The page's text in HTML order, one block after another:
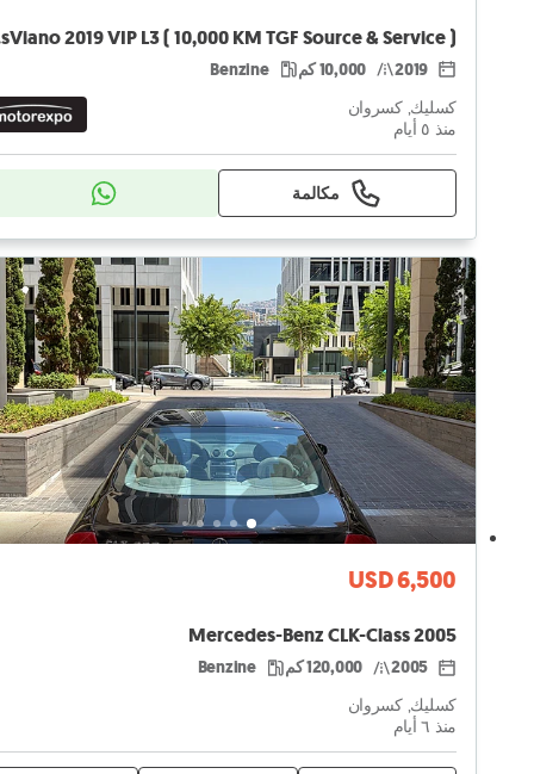
)
2019 10,000 كم Benzine
كسليك, كسروان
منذ ٥ أيام
مكالمة
USD 6,500
Mercedes-Benz CLK-Class 2005
2005 120,000 كم Benzine
كسليك, كسروان
منذ ٦ أيام